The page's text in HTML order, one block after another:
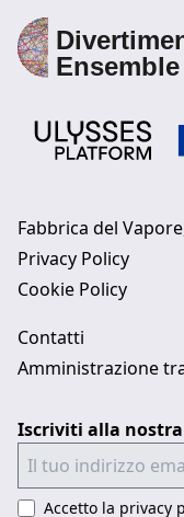
Fabbrica del
Privacy Policy
Cookie Policy
Contatti
Amministrazione
Iscriviti alla
Accetto la privacy